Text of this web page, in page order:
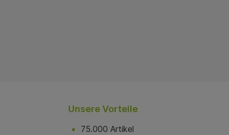
Unsere Vorteile
75.000 Artikel